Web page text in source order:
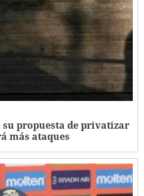
su propuesta de privatizar
más ataques